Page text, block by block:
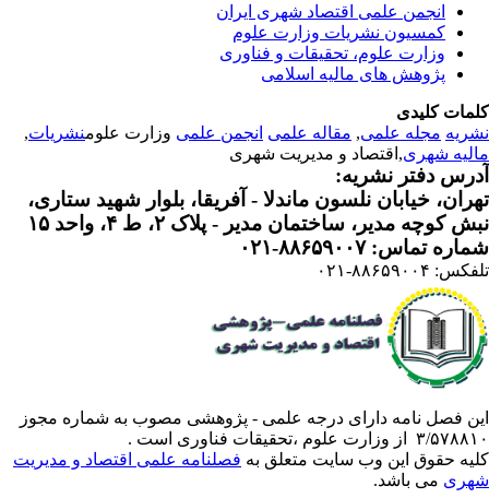
انجمن علمی اقتصاد شهری ایران
کمسیون نشریات وزارت علوم
وزارت علوم، تحقیقات و فناوری
پژوهش های مالیه اسلامی
کلیدی
مجله علمی, مقاله علمی انجمن علمیوزارت علومنشریات,
شهری ,اقتصاد و مدیریت شهری
دفتر نشریه:
خیابان نلسون ماندلا - آفریقا، بلوار شهید ستاری،
کوچه مدیر، ساختمان مدیر - پلاک ۲، ط ۴، واحد ۱۵
تماس: ۸۸۶۵۹۰۰۷-۰۲۱
۸۸۶۵۹۰۰۴-۰۲۱
فصل نامه دارای درجه علمی - پژوهشی مصوب به شماره مجوز
وزارت علوم ،تحقیقات فناوری است .
حقوق این وب سایت متعلق بهفصلنامه علمی اقتصاد و مدیریت
می باشد.